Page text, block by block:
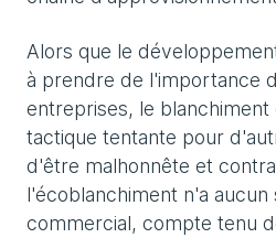
Alors que le
à prendre de l'importance
entreprises, le blanchiment
tactique tentante pour
d'être malhonnête et
l'écoblanchiment n'a aucun
commercial, compte tenu